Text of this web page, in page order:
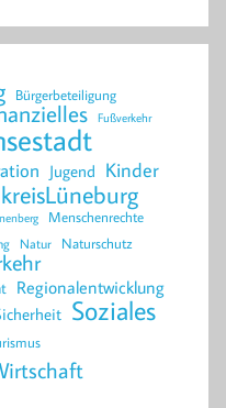
Bürgerbeteiligung
Fußverkehr
Jugend Kinder
Menschenrechte
Natur Naturschutz
Regionalentwicklung
Soziales